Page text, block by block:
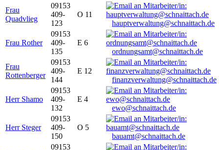
Frau
Quadvlieg
09153
409-
123
O 11
hauptverwaltung@schnaittach.de
Frau Rother
09153
409-
135
E 6
ordnungsamt@schnaittach.de
Frau
Rottenberger
09153
409-
144
E 12
finanzverwaltung@schnaittach.de
Herr Shamo
09153
409-
132
E 4
ewo@schnaittach.de
Herr Steger
09153
409-
150
O 5
bauamt@schnaittach.de
09153